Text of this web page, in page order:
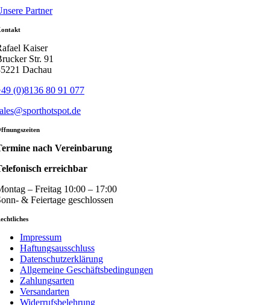
Partner
Kaiser
Str. 91
Dachau
(0)8136 80 91 077
nach Vereinbarung
erreichbar
– Freitag 10:00 – 17:00
& Feiertage geschlossen
Impressum
Haftungsausschluss
Datenschutzerklärung
Allgemeine Geschäftsbedingungen
Zahlungsarten
Versandarten
Widerrufsbelehrung